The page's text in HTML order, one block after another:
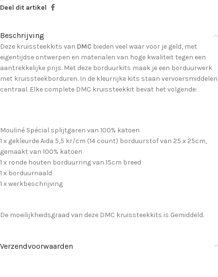
Deel dit artikel
Beschrijving
Deze kruissteekkits van DMC bieden veel waar voor je geld, met
eigentijdse ontwerpen en materialen van hoge kwaliteit tegen een
aantrekkelijke prijs. Met deze borduurkits maak je een borduurwerk
met kruissteekborduren. In de kleurrijke kits staan vervoersmiddelen
centraal. Elke complete DMC kruissteekkit bevat het volgende:
Mouliné Spécial splijtgaren van 100% katoen
1 x gekleurde Aida 5,5 kr/cm (14 count) borduurstof van 25 x 25cm,
gemaakt van 100% katoen
1 x ronde houten borduurring van 15cm breed
1 x borduurnaald
1 x werkbeschrijving
De moeilijkheidsgraad van deze DMC kruissteekkits is Gemiddeld.
Verzendvoorwaarden